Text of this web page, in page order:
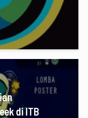
di ITB